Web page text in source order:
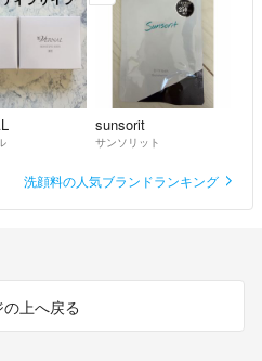
sunsorit
サンソリット
洗顔料の人気ブランドランキング
上へ戻る